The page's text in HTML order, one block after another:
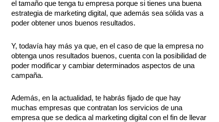
el tamaño que tenga tu empresa porque si tienes una buena
estrategia de marketing digital, que además sea sólida vas a
poder obtener unos buenos resultados.
Y, todavía hay más ya que, en el caso de que la empresa no
obtenga unos resultados buenos, cuenta con la posibilidad de
poder modificar y cambiar determinados aspectos de una
campaña.
Además, en la actualidad, te habrás fijado de que hay
muchas empresas que contratan los servicios de una
empresa que se dedica al marketing digital con el fin de llevar